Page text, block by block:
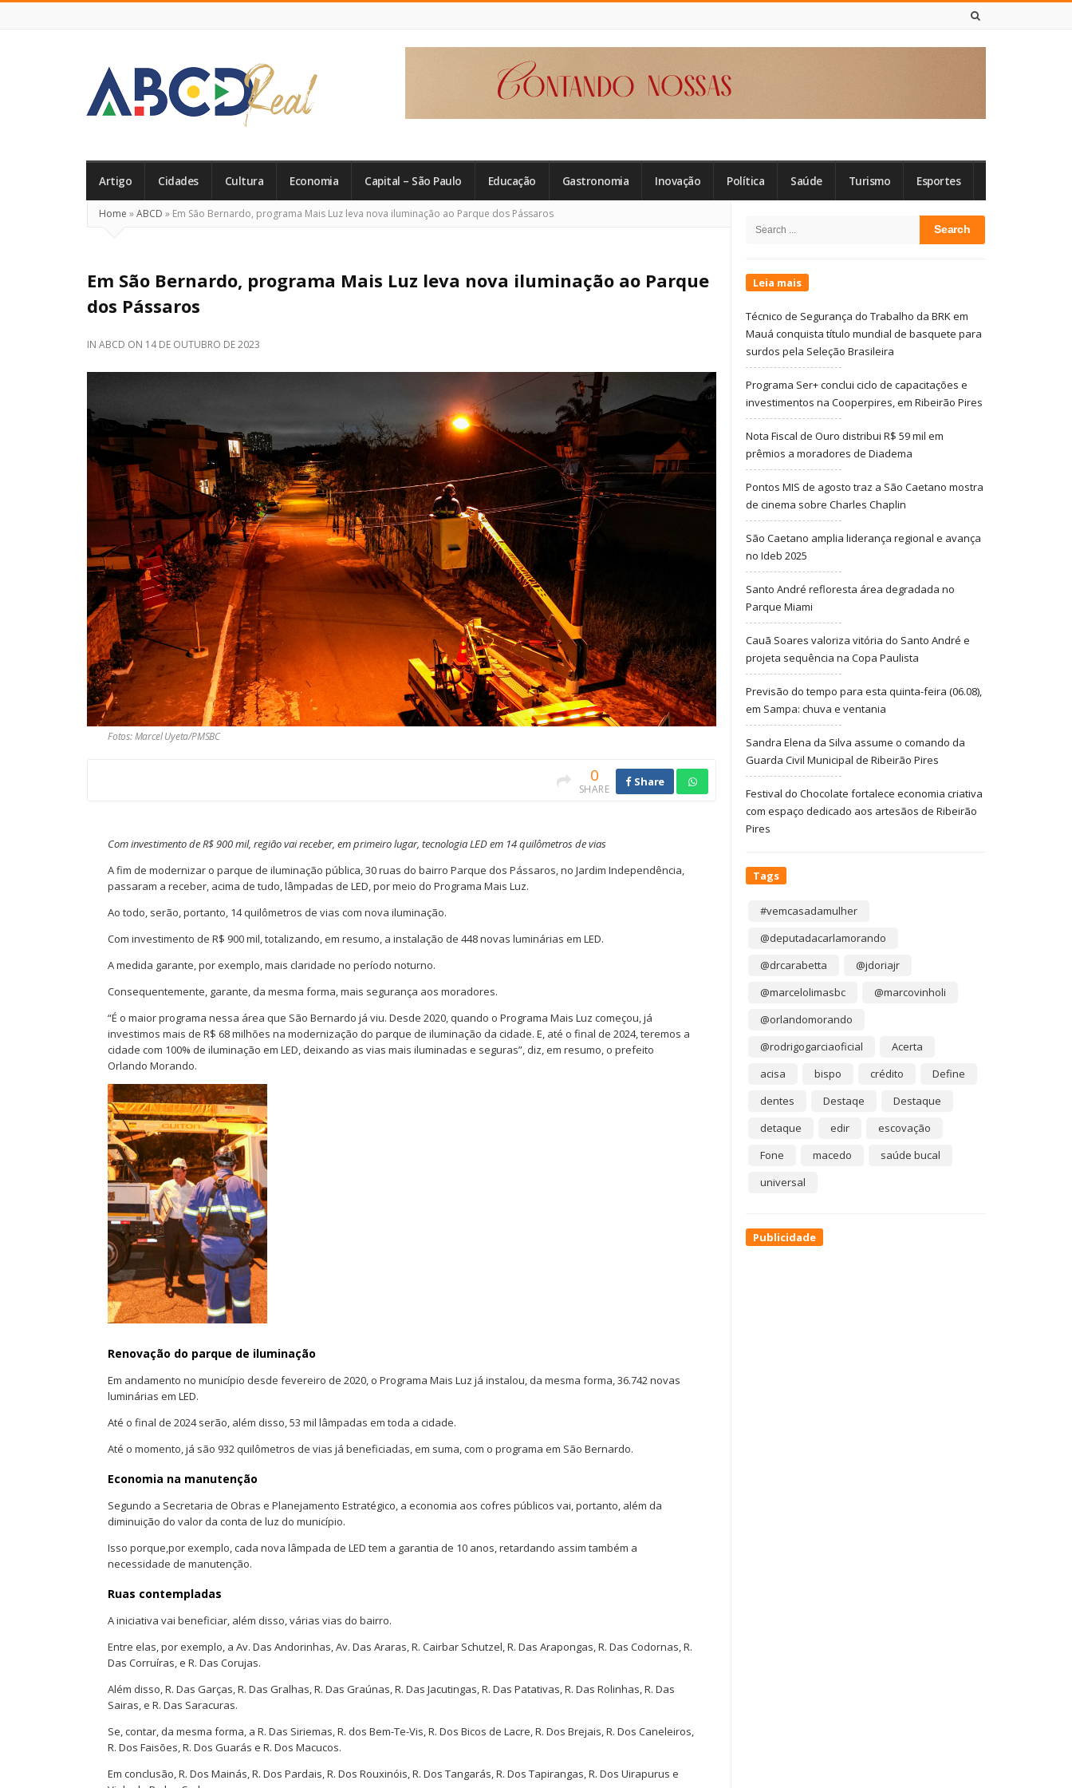
Real
Artigo Cidades Cultura Economia Capital – São Paulo Educação Gastronomia Inovação Política Saúde Turismo Esportes
Home »ABCD » Em São Bernardo, programa Mais Luz leva nova iluminação ao Parque dos Pássaros
Em São Bernardo, programa Mais Luz leva nova iluminação ao Parque
dos Pássaros
IN ABCD ON 14 DE OUTUBRO DE 2023
Fotos: Marcel Uyeta/PMSBC
0
SHARE
Share
Com investimento de R$ 900 mil, região vai receber, em primeiro lugar, tecnologia LED em 14 quilômetros de vias
A fim de modernizar o parque de iluminação pública, 30 ruas do bairro Parque dos Pássaros, no Jardim Independência,
passaram a receber, acima de tudo, lâmpadas de LED, por meio do Programa Mais Luz.
Ao todo, serão, portanto, 14 quilômetros de vias com nova iluminação.
Com investimento de R$ 900 mil, totalizando, em resumo, a instalação de 448 novas luminárias em LED.
A medida garante, por exemplo, mais claridade no período noturno.
Consequentemente, garante, da mesma forma, mais segurança aos moradores.
“É o maior programa nessa área que São Bernardo já viu. Desde 2020, quando o Programa Mais Luz começou, já
investimos mais de R$ 68 milhões na modernização do parque de iluminação da cidade. E, até o final de 2024, teremos a
cidade com 100% de iluminação em LED, deixando as vias mais iluminadas e seguras”, diz, em resumo, o prefeito
Orlando Morando.
Renovação do parque de iluminação
Em andamento no município desde fevereiro de 2020, o Programa Mais Luz já instalou, da mesma forma, 36.742 novas
luminárias em LED.
Até o final de 2024 serão, além disso, 53 mil lâmpadas em toda a cidade.
Até o momento, já são 932 quilômetros de vias já beneficiadas, em suma, com o programa em São Bernardo.
Economia na manutenção
Segundo a Secretaria de Obras e Planejamento Estratégico, a economia aos cofres públicos vai, portanto, além da
diminuição do valor da conta de luz do município.
Isso porque,por exemplo, cada nova lâmpada de LED tem a garantia de 10 anos, retardando assim também a
necessidade de manutenção.
Ruas contempladas
A iniciativa vai beneficiar, além disso, várias vias do bairro.
Entre elas, por exemplo, a Av. Das Andorinhas, Av. Das Araras, R. Cairbar Schutzel, R. Das Arapongas, R. Das Codornas, R.
Das Corruíras, e R. Das Corujas.
Além disso, R. Das Garças, R. Das Gralhas, R. Das Graúnas, R. Das Jacutingas, R. Das Patativas, R. Das Rolinhas, R. Das
Sairas, e R. Das Saracuras.
Se, contar, da mesma forma, a R. Das Siriemas, R. dos Bem-Te-Vis, R. Dos Bicos de Lacre, R. Dos Brejais, R. Dos Caneleiros,
R. Dos Faisões, R. Dos Guarás e R. Dos Macucos.
Em conclusão, R. Dos Mainás, R. Dos Pardais, R. Dos Rouxinóis, R. Dos Tangarás, R. Dos Tapirangas, R. Dos Uirapurus e
Sidebar
Search
Leia mais
Técnico de Segurança do Trabalho da BRK em
Mauá conquista título mundial de basquete para
surdos pela Seleção Brasileira
Programa Ser+ conclui ciclo de capacitações e
investimentos na Cooperpires, em Ribeirão Pires
Nota Fiscal de Ouro distribui R$ 59 mil em
prêmios a moradores de Diadema
Pontos MIS de agosto traz a São Caetano mostra
de cinema sobre Charles Chaplin
São Caetano amplia liderança regional e avança
no Ideb 2025
Santo André refloresta área degradada no
Parque Miami
Cauã Soares valoriza vitória do Santo André e
projeta sequência na Copa Paulista
Previsão do tempo para esta quinta-feira (06.08),
em Sampa: chuva e ventania
Sandra Elena da Silva assume o comando da
Guarda Civil Municipal de Ribeirão Pires
Festival do Chocolate fortalece economia criativa
com espaço dedicado aos artesãos de Ribeirão
Pires
Tags
#vemcasadamulher
@deputadacarlamorando
@drcarabetta
@jdoriajr
@marcelolimasbc
@marcovinholi
@orlandomorando
@rodrigogarciaoficial
Acerta
acisa
bispo crédito
Define
dentes
Destaqe
Destaque
detaque
edir
escovação
Fone
macedo
saúde bucal
universal
Publicidade